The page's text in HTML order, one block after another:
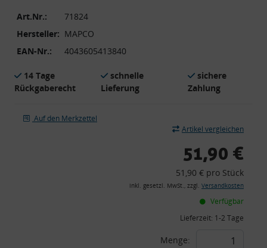
Art.Nr.:
71824
Hersteller: MAPCO
EAN-Nr.:
4043605413840
14 Tage
Rückgaberecht
schnelle
Lieferung
sichere
Zahlung
Auf den Merkzettel
Artikel vergleichen
51,90 €
51,90 € pro Stück
inkl. gesetzl. MwSt., zzgl. Versandkosten
Verfügbar
Lieferzeit: 1-2 Tage
Menge: